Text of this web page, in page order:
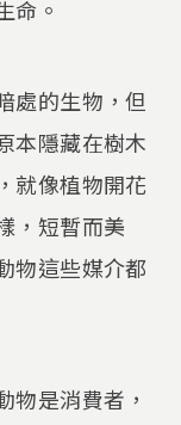
命。
處的生物，但
本隱藏在樹木
就像植物開花
，短暫而美
物這些媒介都
物是消費者，